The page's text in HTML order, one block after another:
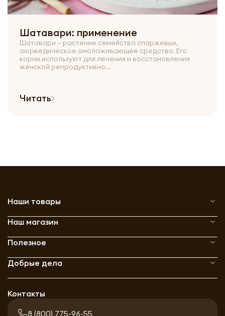
Шатавари: применение
Шатавари – растение семейства спаржевых,
аюрведическое омолаживающее средство. Его
корни используют для лечения и восстановления
женской репродуктивно...
Читать
Наши товары
Наш магазин
Полезное
Добрые дела
Контакты
8 (800) 775-96-55